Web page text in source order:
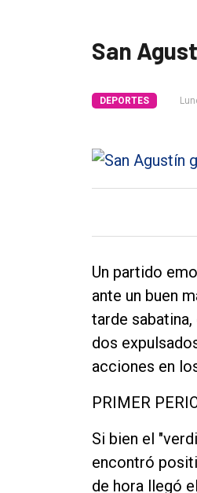
Deportes
Fúnebres
Nosotros
Contacto
San
DEPORTES
Un partido
ante un buen
tarde
dos
acciones en
PRIMER
Si bien el
encontró
de hora llegó